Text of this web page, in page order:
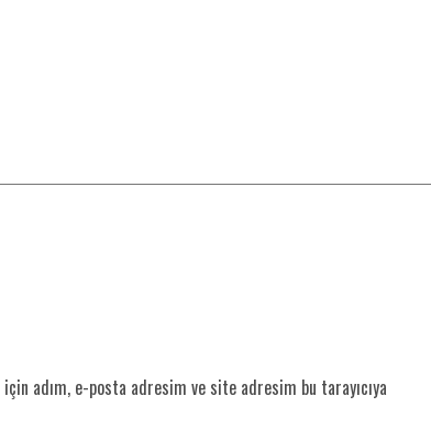
adım, e-posta adresim ve site adresim bu tarayıcıya